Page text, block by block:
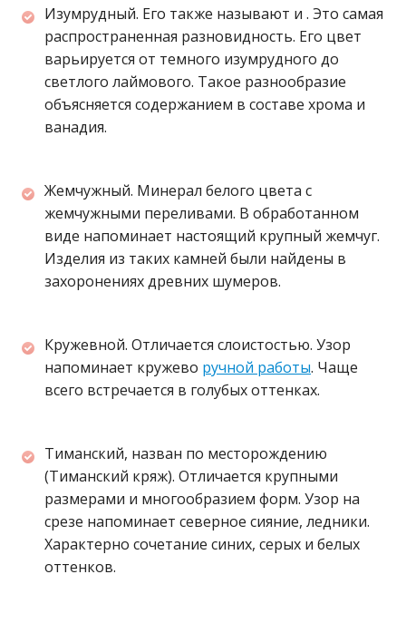
Изумрудный. Его также называют и . Это самая
распространенная разновидность. Его цвет
варьируется от темного изумрудного до
светлого лаймового. Такое разнообразие
объясняется содержанием в составе хрома и
ванадия.
Жемчужный. Минерал белого цвета с
жемчужными переливами. В обработанном
виде напоминает настоящий крупный жемчуг.
Изделия из таких камней были найдены в
захоронениях древних шумеров.
Кружевной. Отличается слоистостью. Узор
напоминает кружево ручной работы. Чаще
всего встречается в голубых оттенках.
Тиманский, назван по месторождению
(Тиманский кряж). Отличается крупными
размерами и многообразием форм. Узор на
срезе напоминает северное сияние, ледники.
Характерно сочетание синих, серых и белых
оттенков.